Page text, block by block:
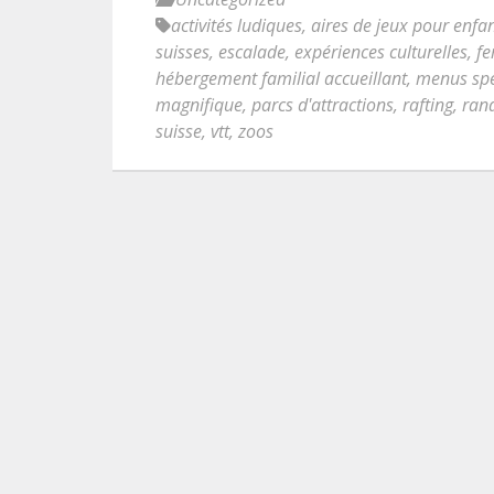
activités ludiques, aires de jeux pour
suisses, escalade, expériences culturelles,
hébergement familial accueillant, menus
magnifique, parcs d'attractions, rafting,
suisse, vtt, zoos